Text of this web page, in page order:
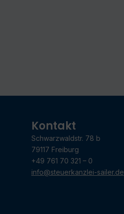
Kontakt
Schwarzwaldstr. 78 b
79117 Freiburg
+49 761 70 321 – 0
info@steuerkanzlei-sailer.de